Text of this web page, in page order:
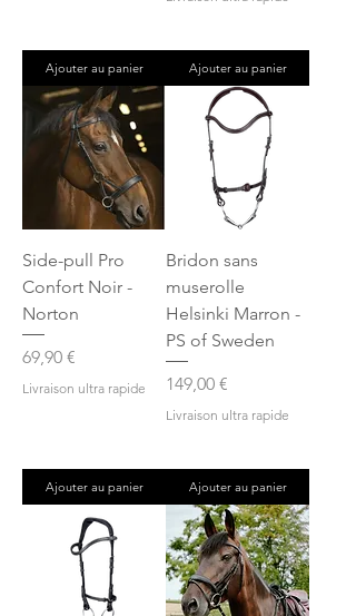
Ajouter au panier Ajouter au panier
Side-pull Pro
Confort Noir -
Norton
Prix
69,90 €
Livraison ultra rapide
Ajouter au panier
Bridon sans
muserolle
Helsinki Marron -
PS of Sweden
Prix
149,00 €
Livraison ultra rapide
Ajouter au panier